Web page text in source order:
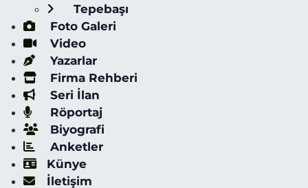
Tepebaşı
Foto Galeri
Video
Yazarlar
Firma Rehberi
Seri İlan
Röportaj
Biyografi
Anketler
Künye
İletişim